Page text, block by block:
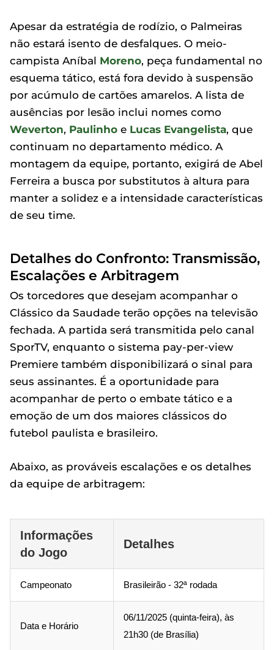
Apesar da estratégia de rodízio, o Palmeiras
não estará isento de desfalques. O meio-
campista Aníbal Moreno, peça fundamental no
esquema tático, está fora devido à suspensão
por acúmulo de cartões amarelos. A lista de
ausências por lesão inclui nomes como
Weverton, Paulinho e Lucas Evangelista, que
continuam no departamento médico. A
montagem da equipe, portanto, exigirá de Abel
Ferreira a busca por substitutos à altura para
manter a solidez e a intensidade características
de seu time.
Detalhes do Confronto: Transmissão,
Escalações e Arbitragem
Os torcedores que desejam acompanhar o
Clássico da Saudade terão opções na televisão
fechada. A partida será transmitida pelo canal
SporTV, enquanto o sistema pay-per-view
Premiere também disponibilizará o sinal para
seus assinantes. É a oportunidade para
acompanhar de perto o embate tático e a
emoção de um dos maiores clássicos do
futebol paulista e brasileiro.
Abaixo, as prováveis escalações e os detalhes
da equipe de arbitragem:
Informações
do Jogo
Detalhes
Campeonato Brasileirão - 32ª rodada
Data e Horário
06/11/2025 (quinta-feira), às
21h30 (de Brasília)